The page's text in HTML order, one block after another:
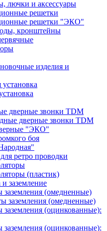
лючки и аксессуары
решетки
решетки "ЭКО"
кронштейны
изделия и
дверные звонки TDM
дверные звонки TDM
"ЭКО"
боя
ретро проводки
(пластик)
и заземление
заземления (омедненные)
заземления (омедненные)
заземления (оцинкованные):
заземления (оцинкованные):